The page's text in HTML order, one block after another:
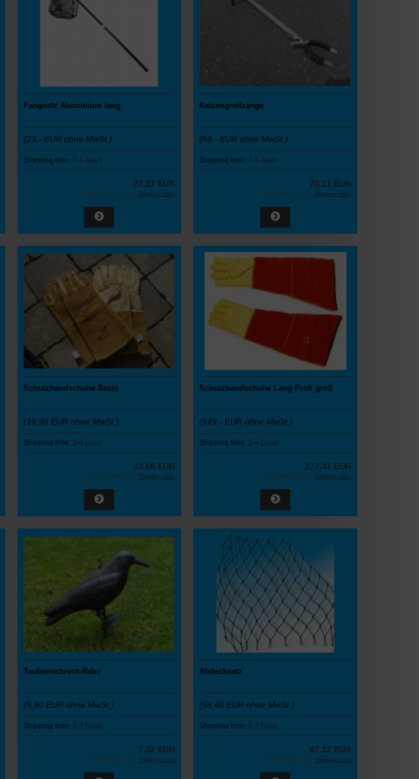
Fangnetz Aluminium lang
(23,- EUR ohne MwSt.)
Shipping time: 3-4 Days
27,37 EUR
19 % VAT incl. excl. Shipping costs
Katzengreifzange
(59,- EUR ohne MwSt.)
Shipping time: 3-4 Days
70,21 EUR
19 % VAT incl. excl. Shipping costs
Schutzhandschuhe Basic
(19,90EUR ohne MwSt.)
Shipping time: 3-4 Days
23,68 EUR
19 % VAT incl. excl. Shipping costs
Schutzhandschuhe Lang Profi groß
(149,- EUR ohne MwSt.)
Shipping time: 3-4 Days
177,31 EUR
19 % VAT incl. excl. Shipping costs
Taubenschreck-Rabe
(5,90 EUR ohne MwSt.)
Shipping time: 3-4 Days
7,02 EUR
19 % VAT incl. excl. Shipping costs
Abdecknetz
(56,40 EUR ohne MwSt.)
Shipping time: 3-4 Days
67,12 EUR
19 % VAT incl. excl. Shipping costs